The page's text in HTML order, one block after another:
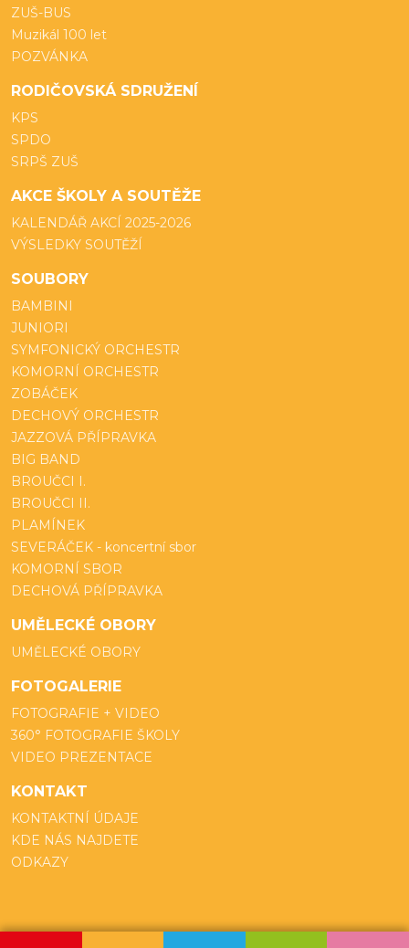
ZUŠ-BUS
Muzikál 100 let
POZVÁNKA
RODIČOVSKÁ SDRUŽENÍ
KPS
SPDO
SRPŠ ZUŠ
AKCE ŠKOLY A SOUTĚŽE
KALENDÁŘ AKCÍ 2025-2026
VÝSLEDKY SOUTĚŽÍ
SOUBORY
BAMBINI
JUNIORI
SYMFONICKÝ ORCHESTR
KOMORNÍ ORCHESTR
ZOBÁČEK
DECHOVÝ ORCHESTR
JAZZOVÁ PŘÍPRAVKA
BIG BAND
BROUČCI I.
BROUČCI II.
PLAMÍNEK
SEVERÁČEK - koncertní sbor
KOMORNÍ SBOR
DECHOVÁ PŘÍPRAVKA
UMĚLECKÉ OBORY
UMĚLECKÉ OBORY
FOTOGALERIE
FOTOGRAFIE + VIDEO
360° FOTOGRAFIE ŠKOLY
VIDEO PREZENTACE
KONTAKT
KONTAKTNÍ ÚDAJE
KDE NÁS NAJDETE
ODKAZY